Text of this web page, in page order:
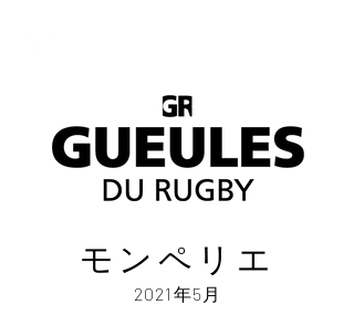
モンペリエ
2021年5月